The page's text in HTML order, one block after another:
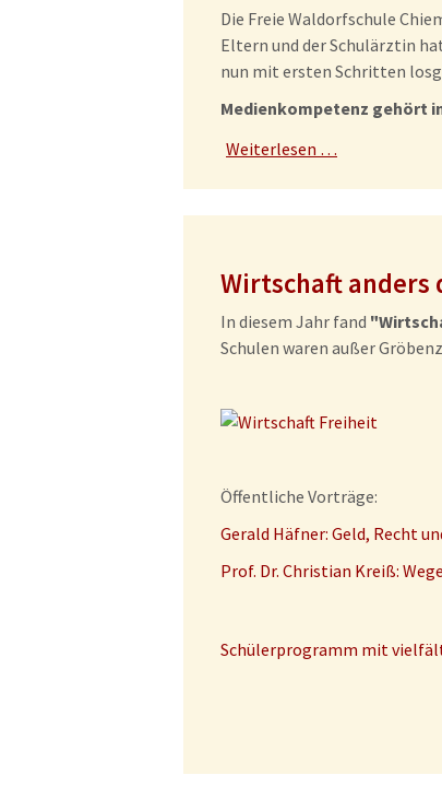
Die Freie Waldorfschule
Eltern und der Schulärztin
nun mit ersten Schritten
Medienkompetenz gehört
Weiterlesen …
Wirtschaft anders
In diesem Jahr fand
Schulen waren außer
Öffentliche Vorträge:
Gerald Häfner: Geld, Recht
Prof. Dr. Christian Kreiß:
Schülerprogramm mit